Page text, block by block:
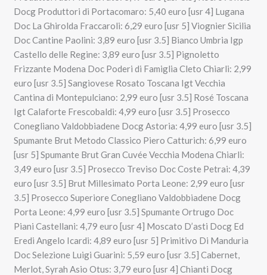
Docg Produttori di Portacomaro: 5,40 euro [usr 4] Lugana
Doc La Ghirolda Fraccaroli: 6,29 euro [usr 5] Viognier Sicilia
Doc Cantine Paolini: 3,89 euro [usr 3.5] Bianco Umbria Igp
Castello delle Regine: 3,89 euro [usr 3.5] Pignoletto
Frizzante Modena Doc Poderi di Famiglia Cleto Chiarli: 2,99
euro [usr 3.5] Sangiovese Rosato Toscana Igt Vecchia
Cantina di Montepulciano: 2,99 euro [usr 3.5] Rosé Toscana
Igt Calaforte Frescobaldi: 4,99 euro [usr 3.5] Prosecco
Conegliano Valdobbiadene Docg Astoria: 4,99 euro [usr 3.5]
Spumante Brut Metodo Classico Piero Catturich: 6,99 euro
[usr 5] Spumante Brut Gran Cuvée Vecchia Modena Chiarli:
3,49 euro [usr 3.5] Prosecco Treviso Doc Coste Petrai: 4,39
euro [usr 3.5] Brut Millesimato Porta Leone: 2,99 euro [usr
3.5] Prosecco Superiore Conegliano Valdobbiadene Docg
Porta Leone: 4,99 euro [usr 3.5] Spumante Ortrugo Doc
Piani Castellani: 4,79 euro [usr 4] Moscato D’asti Docg Ed
Eredi Angelo Icardi: 4,89 euro [usr 5] Primitivo Di Manduria
Doc Selezione Luigi Guarini: 5,59 euro [usr 3.5] Cabernet,
Merlot, Syrah Asio Otus: 3,79 euro [usr 4] Chianti Docg